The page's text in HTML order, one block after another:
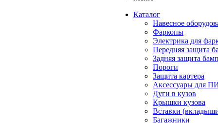
Каталог
Навесное
Фаркопы
Электрика для
Передняя защита
Задняя защита
Пороги
Защита картера
Аксессуары для
Дуги в кузов
Крышки кузова
Вставки
Багажники